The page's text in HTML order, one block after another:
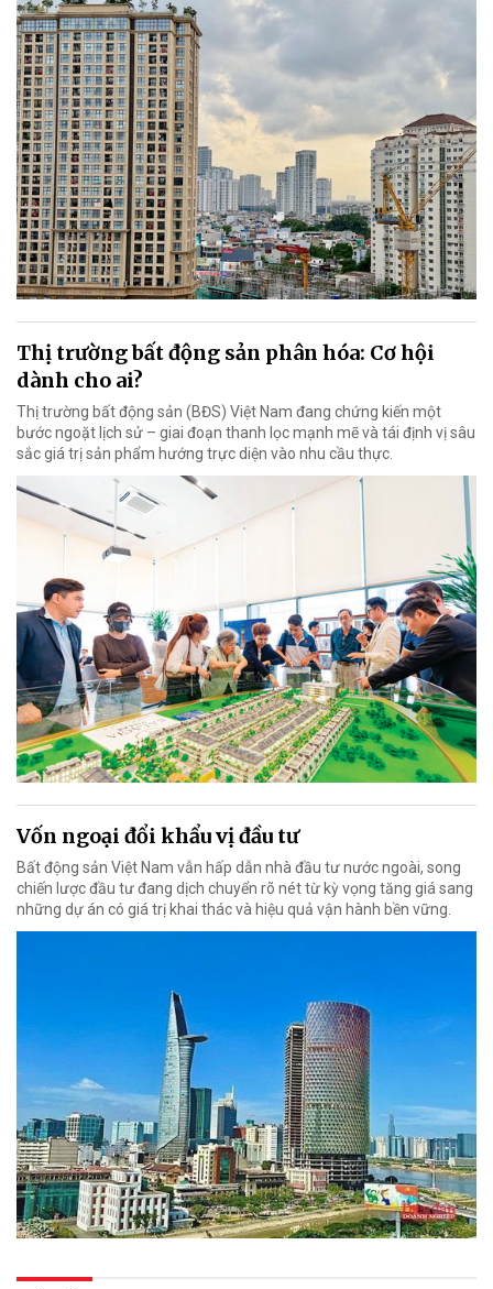
Thị trường bất động sản phân hóa: Cơ hội
dành cho ai?
Thị trường bất động sản (BĐS) Việt Nam đang chứng kiến một
bước ngoặt lịch sử – giai đoạn thanh lọc mạnh mẽ và tái định vị sâu
sắc giá trị sản phẩm hướng trực diện vào nhu cầu thực.
Vốn ngoại đổi khẩu vị đầu tư
Bất động sản Việt Nam vẫn hấp dẫn nhà đầu tư nước ngoài, song
chiến lược đầu tư đang dịch chuyển rõ nét từ kỳ vọng tăng giá sang
những dự án có giá trị khai thác và hiệu quả vận hành bền vững.